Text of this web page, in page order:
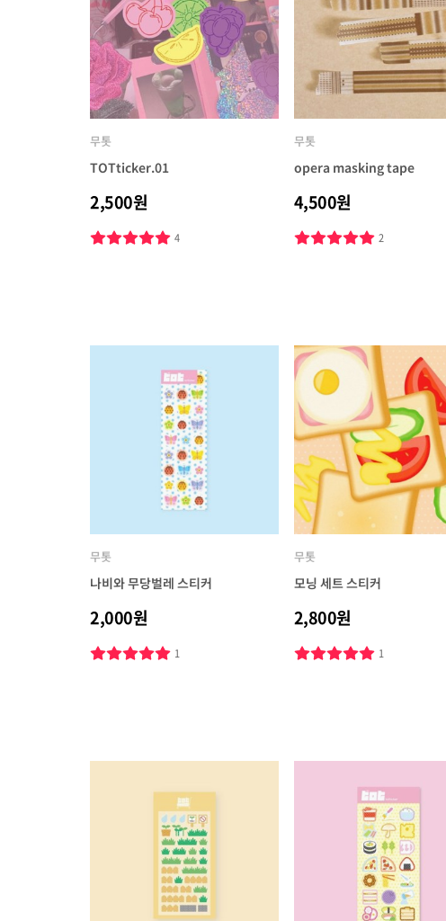
무톳
TOTticker.01
2,500원
4
무톳
opera masking tape
4,500원
2
무톳
나비와 무당벌레 스티커
2,000원
1
무톳
모닝 세트 스티커
2,800원
1